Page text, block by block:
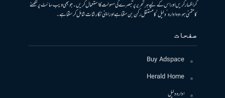
کر اظہار کریں اور اس کے لیے ہر تحریر پر تبصرے کی سہولت کا استعمال کریں۔ جو بھی ویب سائٹ پر لکھنے
کا متمنی ہو، وہ ادارہ ’دلیل‘ کا مستقل رکن بن سکتا ہے اور اپنی نگارشات شامل کرسکتا ہے۔
صفحات
Buy Adspace
Herald Home
ادارہ دلیل